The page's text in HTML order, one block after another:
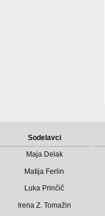
Sodelavci
Maja Delak
Matija Ferlin
Luka Prinčič
Irena Z. Tomažin